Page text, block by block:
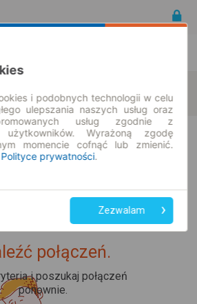
zmień kryteria
Coburg → Hammelburg
przewoźnicy
udało nam się
połączeń.
i poszukaj połączeń
ponownie.
i podobnych technologii w celu
ulepszania naszych usług oraz
usług zgodnie z
użytkowników. Wyrażoną zgodę
momencie cofnąć lub zmienić.
Polityce prywatności.
Zezwalam